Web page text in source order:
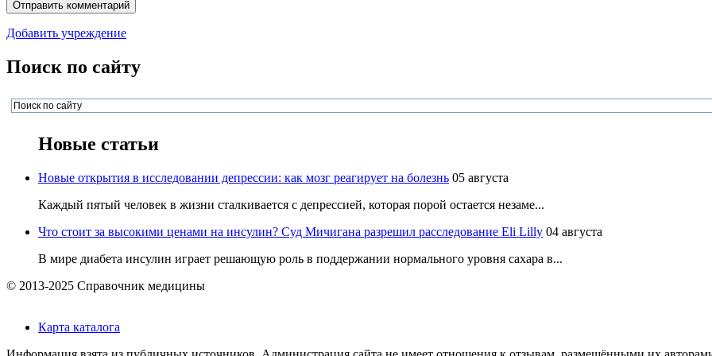
Добавить учреждение
Поиск по сайту
Новые статьи
Новые открытия в исследовании депрессии: как мозг реагирует на болезнь 05 августа
Каждый пятый человек в жизни сталкивается с депрессией, которая порой остается незаме...
Что стоит за высокими ценами на инсулин? Суд Мичигана разрешил расследование Eli Lilly 04 августа
В мире диабета инсулин играет решающую роль в поддержании нормального уровня сахара в...
© 2013-2025 Справочник медицины
Карта каталога